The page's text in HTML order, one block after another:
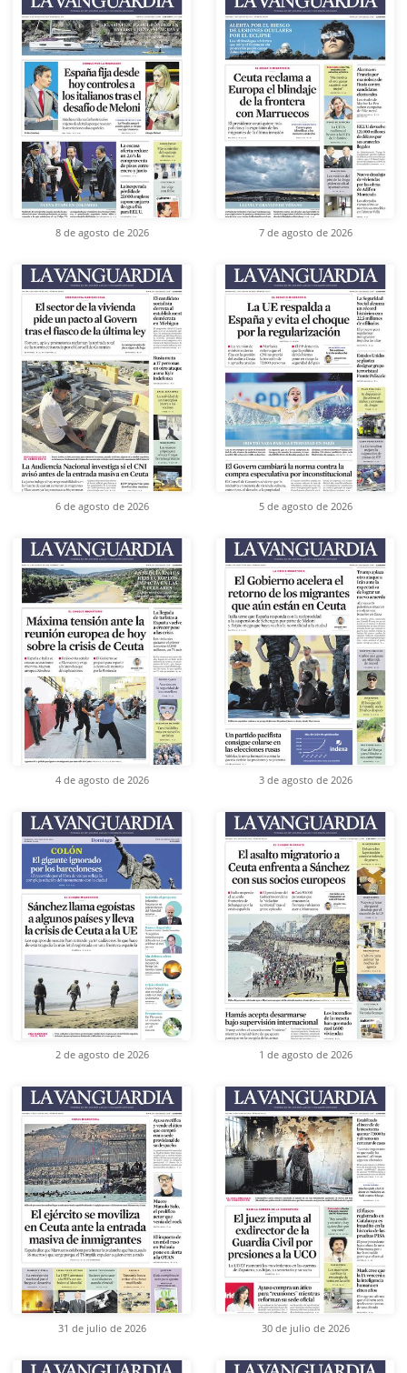
8 de agosto de 2026 7 de agosto de 2026
6 de agosto de 2026 5 de agosto de 2026
4 de agosto de 2026 3 de agosto de 2026
2 de agosto de 2026 1 de agosto de 2026
31 de julio de 2026 30 de julio de 2026